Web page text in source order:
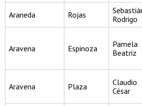
Araneda Rojas
Rodrigo
Aravena Espinoza
Pamela
Beatriz
Aravena Plaza
Claudio
César